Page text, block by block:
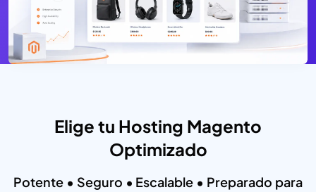
Elige tu Hosting Magento
Optimizado
Potente • Seguro • Escalable • Preparado para